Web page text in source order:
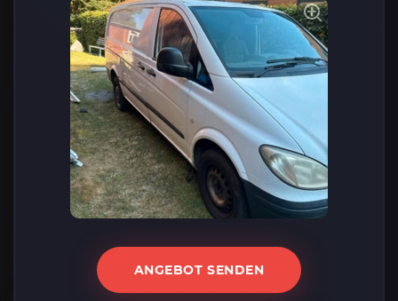
ANGEBOT SENDEN